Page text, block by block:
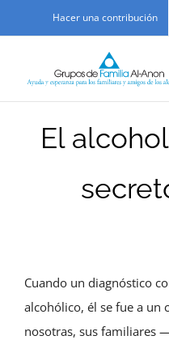
to
Hacer una contribución
El
Cuando un diagnóstico
alcohólico, él se fue a un
nosotras, sus familiares